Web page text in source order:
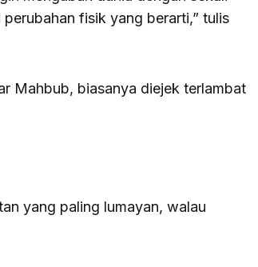
fisik yang berarti,” tulis
Mahbub, biasanya diejek terlambat
yang paling lumayan, walau